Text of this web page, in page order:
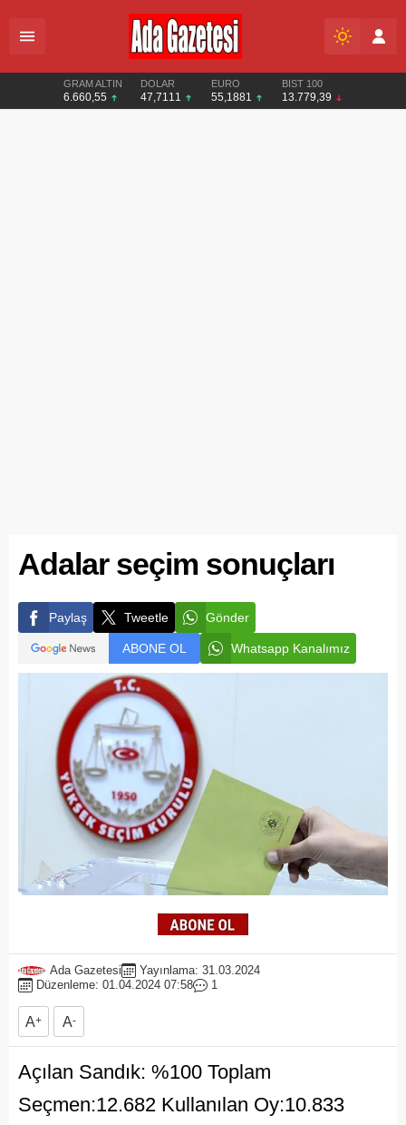
GRAM ALTIN
6.660,55
DOLAR
47,7111
EURO
55,1881
BIST 100
13.779,39
Adalar seçim sonuçları
Paylaş Tweetle Gönder
ABONE OL Whatsapp Kanalımız
Ada Gazetesi
Yayınlama: 31.03.2024
Düzenleme: 01.04.2024 07:58
1
A+ A-
Açılan Sandık: %100 Toplam
Seçmen:12.682 Kullanılan Oy:10.833